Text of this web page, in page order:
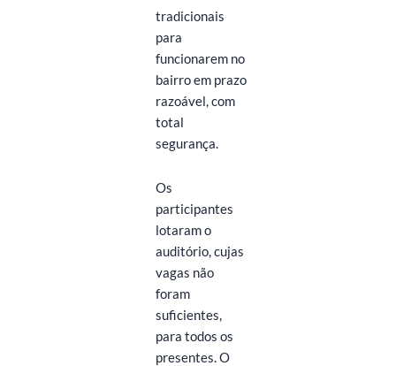
tradicionais
para
funcionarem no
bairro em prazo
razoável, com
total
segurança.
Os
participantes
lotaram o
auditório, cujas
vagas não
foram
suficientes,
para todos os
presentes. O